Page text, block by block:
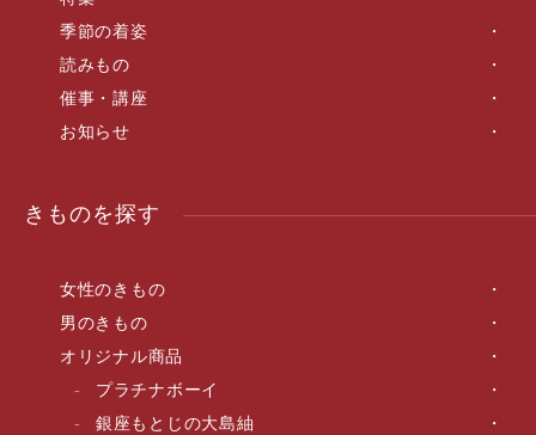
季節の着姿
読みもの
催事・講座
お知らせ
きものを探す
女性のきもの
男のきもの
オリジナル商品
プラチナボーイ
銀座もとじの大島紬